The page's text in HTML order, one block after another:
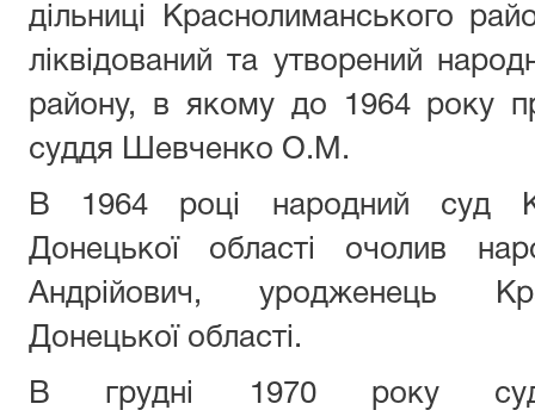
дільниці Краснолиманського
ліквідований та утворений
району, в якому до 1964 року
суддя Шевченко О.М.
В 1964 році народний суд
Донецької області очолив
Андрійович, уродженець
Донецької області.
В грудні 1970 року